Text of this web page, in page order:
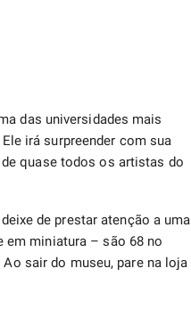
das universidades mais
irá surpreender com sua
quase todos os artistas do
de prestar atenção a uma
em miniatura – são 68 no
sair do museu, pare na loja